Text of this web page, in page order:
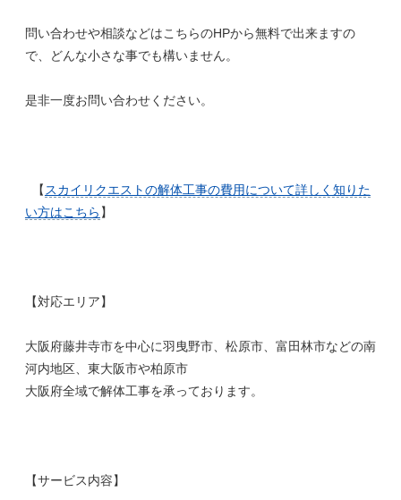
問い合わせや相談などはこちらのHPから無料で出来ますの
で、どんな小さな事でも構いません。
是非一度お問い合わせください。
【 スカイリクエストの解体工事の費用について詳しく知りた
い方はこちら 】
【対応エリア】
大阪府藤井寺市を中心に羽曳野市、松原市、富田林市などの南
河内地区、東大阪市や柏原市
大阪府全域で解体工事を承っております。
【サービス内容】